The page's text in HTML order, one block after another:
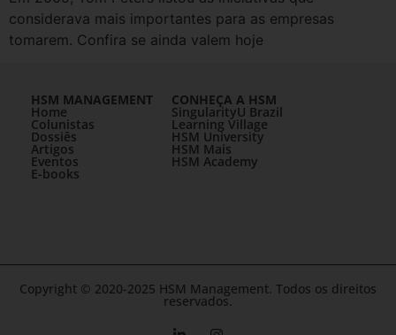
considerava mais importantes para as empresas
tomarem. Confira se ainda valem hoje
HSM MANAGEMENT
Home
Colunistas
Dossiês
Artigos
Eventos
E-books
CONHEÇA A HSM
SingularityU Brazil
Learning Village
HSM University
HSM Mais
HSM Academy
Copyright © 2020-2025 HSM Management. Todos os direitos
reservados.